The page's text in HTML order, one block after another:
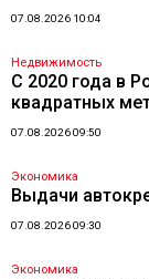
07.08.2026 10:04
Недвижимость
С 2020 года в
квадратных
07.08.2026 09:50
Экономика
Выдачи
07.08.2026 09:30
Экономика